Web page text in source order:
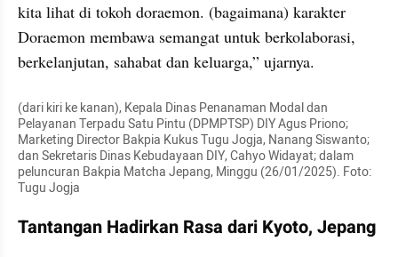
kita lihat di tokoh doraemon. (bagaimana) karakter
Doraemon membawa semangat untuk berkolaborasi,
berkelanjutan, sahabat dan keluarga,” ujarnya.
(dari kiri ke kanan), Kepala Dinas Penanaman Modal dan
Pelayanan Terpadu Satu Pintu (DPMPTSP) DIY Agus Priono;
Marketing Director Bakpia Kukus Tugu Jogja, Nanang Siswanto;
dan Sekretaris Dinas Kebudayaan DIY, Cahyo Widayat; dalam
peluncuran Bakpia Matcha Jepang, Minggu (26/01/2025). Foto:
Tugu Jogja
Tantangan Hadirkan Rasa dari Kyoto, Jepang